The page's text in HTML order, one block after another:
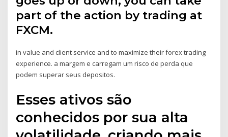
part of the action by trading at
FXCM.
in value and client service and to maximize their forex trading
experience. a margem e carregam um risco de perda que
podem superar seus depositos.
Esses ativos são
conhecidos por sua alta